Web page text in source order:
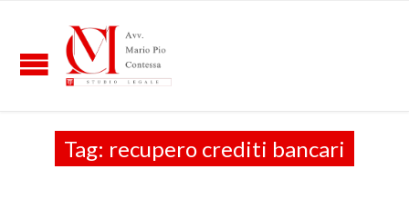
Tag: recupero crediti bancari